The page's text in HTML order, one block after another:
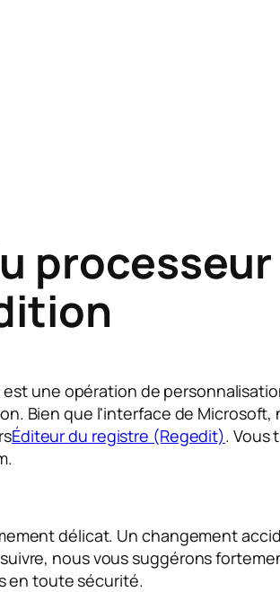
processeur
est une opération de
Bien que l'interface de
Éditeur du registre (Regedit). Vous
délicat. Un changement
nous vous suggérons
en toute sécurité.